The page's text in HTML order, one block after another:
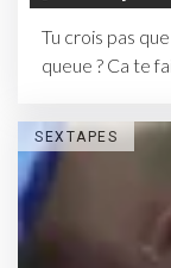
Tu crois pas
queue ? Ca te
SEXTAPES